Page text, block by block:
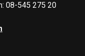
08-545 275 20